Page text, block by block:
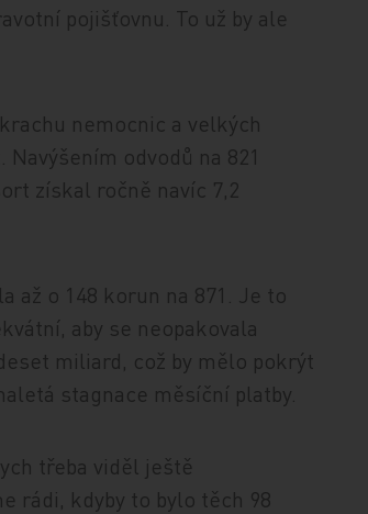
pojišťovnu. To už by ale
nemocnic a velkých
odvodů na 821
získal ročně navíc 7,2
až o 148 korun na 871. Je to
aby se neopakovala
miliard, což by mělo pokrýt
stagnace měsíční platby.
třeba viděl ještě
rádi, kdyby to bylo těch 98